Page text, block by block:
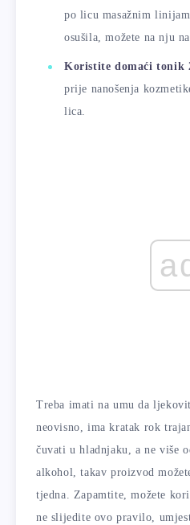
po licu masažnim
osušila, možete na nju
Koristite domaći tonik
prije nanošenja
lica.
Treba imati na umu da
neovisno, ima kratak rok
čuvati u hladnjaku, a ne više
alkohol, takav proizvod
tjedna. Zapamtite, možete
ne slijedite ovo pravilo,